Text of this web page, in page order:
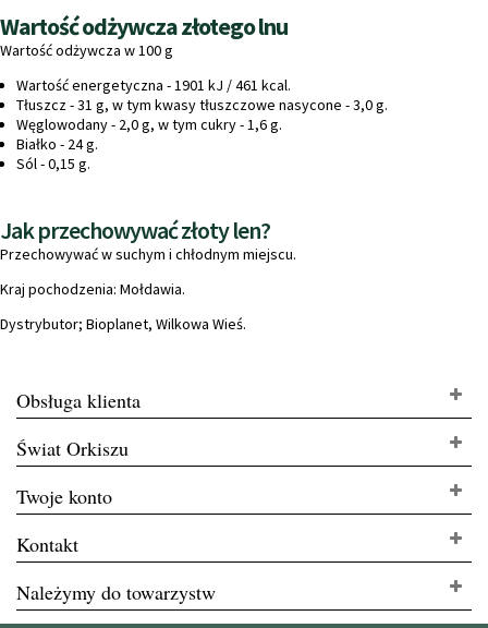
Wartość odżywcza złotego lnu
Wartość odżywcza w 100 g
Wartość energetyczna - 1901 kJ / 461 kcal.
Tłuszcz - 31 g, w tym kwasy tłuszczowe nasycone - 3,0 g.
Węglowodany - 2,0 g, w tym cukry - 1,6 g.
Białko - 24 g.
Sól - 0,15 g.
Jak przechowywać złoty len?
Przechowywać w suchym i chłodnym miejscu.
Kraj pochodzenia: Mołdawia.
Dystrybutor; Bioplanet, Wilkowa Wieś.
Obsługa klienta
Świat Orkiszu
Twoje konto
Kontakt
Należymy do towarzystw